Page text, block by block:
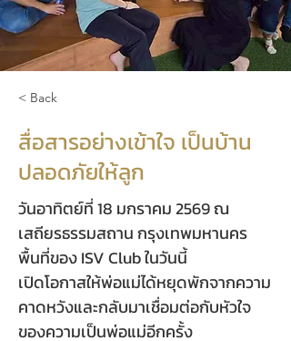
< Back
สื่อสารอย่างเข้าใจ เป็นบ้าน
ปลอดภัยให้ลูก
วันอาทิตย์ที่ 18 มกราคม 2569 ณ
เสถียรธรรมสถาน กรุงเทพมหานคร
พื้นที่ของ ISV Club ในวันนี้
เปิดโอกาสให้พ่อแม่ได้หยุดพักจากความ
คาดหวังและกลับมาเชื่อมต่อกับหัวใจ
ของความเป็นพ่อแม่อีกครั้ง